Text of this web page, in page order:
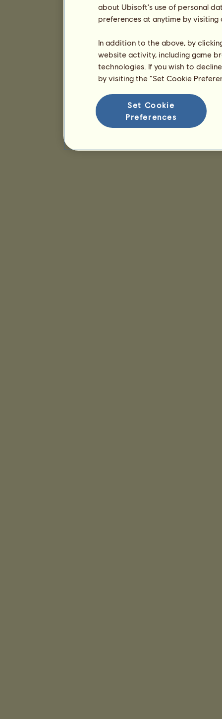
about Ubisoft's use of personal
preferences at anytime by
In addition to the above, by
website activity, including game
technologies. If you wish to
by visiting the “Set Cookie
Set Cookie
Preferences